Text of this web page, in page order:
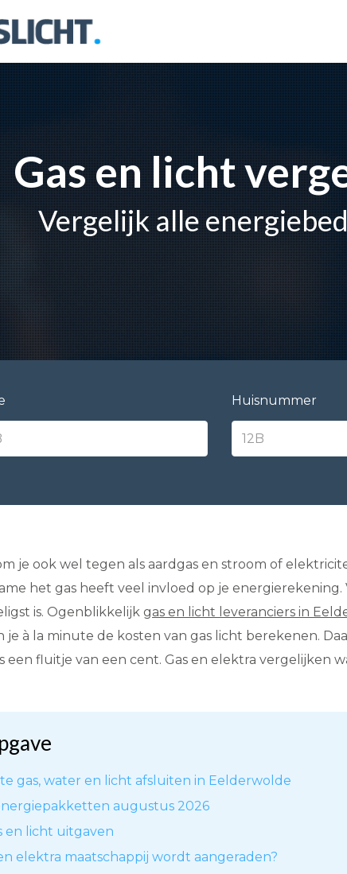
Gas en licht
Vergelijk alle
Huisnummer
je ook wel tegen als aardgas en stroom of
het gas heeft veel invloed op je
is. Ogenblikkelijk gas en licht leveranciers in
je à la minute de kosten van gas licht berekenen.
een fluitje van een cent. Gas en elektra vergelijken
gas, water en licht afsluiten in Eelderwolde
augustus 2026
en licht uitgaven
elektra maatschappij wordt aangeraden?